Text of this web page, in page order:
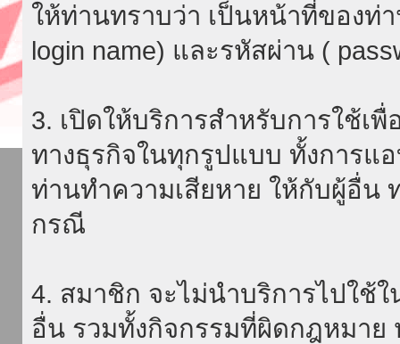
ให้ท่านทราบว่า เป็นหน้าที่ของท่
login name) และรหัสผ่าน (
3. เปิดให้บริการสำหรับการใช้เ
ทางธุรกิจในทุกรูปแบบ ทั้งการแ
ท่านทำความเสียหาย ให้กับผู้อื่น
กรณี
4. สมาชิก จะไม่นำบริการไปใช้
อื่น รวมทั้งกิจกรรมที่ผิดกฎหมาย